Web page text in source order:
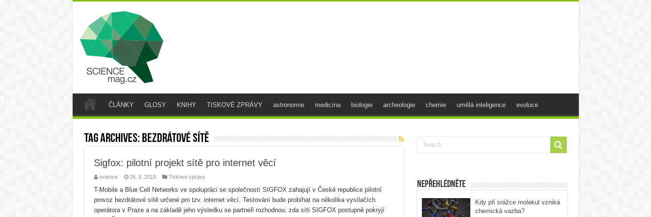
ČLÁNKY GLOSY KNIHY TISKOVÉ ZPRÁVY astronomie medicína biologie archeologie chemie umělá inteligence evoluce
Tag Archives: bezdrátové sítě
Sigfox: pilotní projekt sítě pro internet věcí
science 26. 5. 2015 Tiskové zprávy
T-Mobile a Blue Cell Networks ve spolupráci se společností SIGFOX zahajují v České republice pilotní
provoz bezdrátové sítě určené pro tzv. internet věcí. Testování bude probíhat na několika vysílačích
operátora v Praze a na základě jeho výsledku se partneři rozhodnou, zda sítí SIGFOX postupně pokryjí
Nepřehlédněte
Kdy při srážce molekul vzniká
chemická vazba?